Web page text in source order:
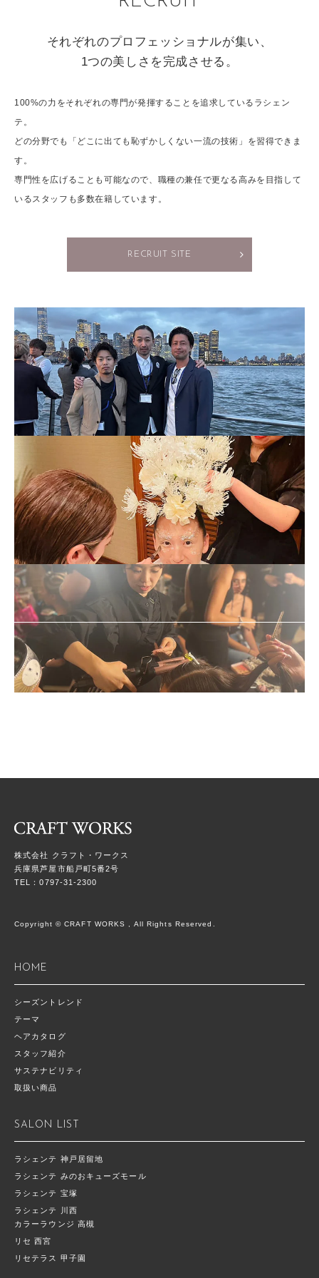
それぞれのプロフェッショナルが集い、
1つの美しさを完成させる。
100%の力をそれぞれの専門が発揮することを追求しているラシェン
テ。
どの分野でも「どこに出ても恥ずかしくない一流の技術」を習得できま
す。
専門性を広げることも可能なので、職種の兼任で更なる高みを目指して
いるスタッフも多数在籍しています。
RECRUIT SITE
株式会社 クラフト・ワークス
兵庫県芦屋市船戸町5番2号
TEL：0797-31-2300
Copyright © CRAFT WORKS , All Rights Reserved.
HOME
シーズントレンド
テーマ
ヘアカタログ
スタッフ紹介
サステナビリティ
取扱い商品
SALON LIST
ラシェンテ 神戸居留地
ラシェンテ みのおキューズモール
ラシェンテ 宝塚
ラシェンテ 川西
カラーラウンジ 高槻
リセ 西宮
リセテラス 甲子園